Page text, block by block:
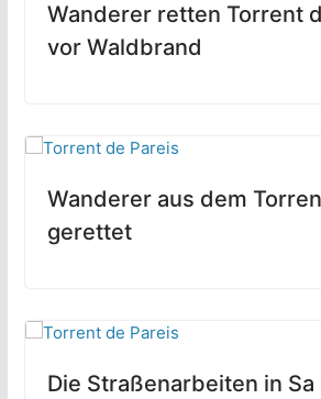
Wanderer retten Torrent
vor Waldbrand
Wanderer aus dem
gerettet
Die Straßenarbeiten in Sa